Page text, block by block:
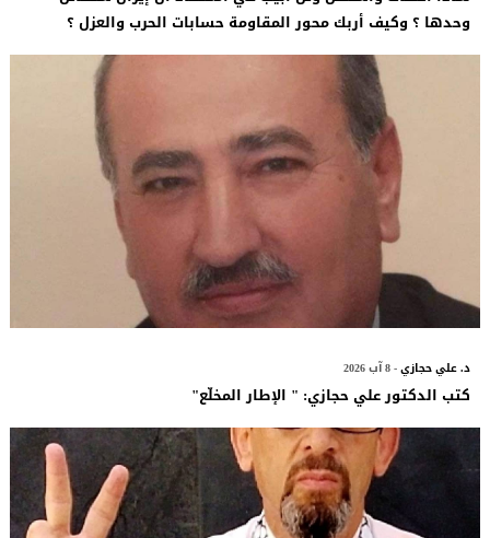
وحدها ؟ وكيف أربك محور المقاومة حسابات الحرب والعزل ؟
د. علي حجازي- 8 آب 2026
كتب الدكتور علي حجازي: " الإطار المخلّع"